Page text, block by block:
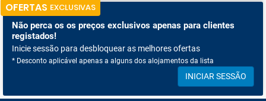
OFERTAS EXCLUSIVAS
Não perca os os preços exclusivos apenas para clientes
registados!
Inicie sessão para desbloquear as melhores ofertas
* Desconto aplicável apenas a alguns dos alojamentos da lista
INICIAR SESSÃO